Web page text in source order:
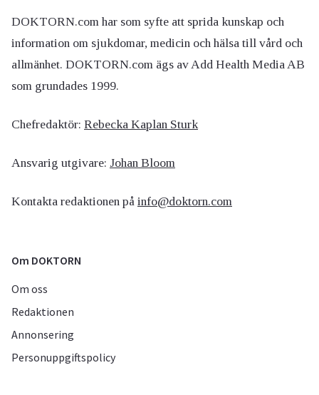
DOKTORN.com har som syfte att sprida kunskap och
information om sjukdomar, medicin och hälsa till vård och
allmänhet. DOKTORN.com ägs av Add Health Media AB
som grundades 1999.
Chefredaktör: Rebecka Kaplan Sturk
Ansvarig utgivare: Johan Bloom
Kontakta redaktionen på info@doktorn.com
Om DOKTORN
Om oss
Redaktionen
Annonsering
Personuppgiftspolicy